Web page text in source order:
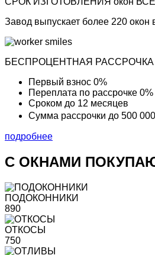
Завод выпускает более 220 окон
БЕСПРОЦЕНТНАЯ РАССРОЧКА
Первый взнос 0%
Переплата по рассрочке 0%
Сроком до 12 месяцев
Сумма рассрочки до 500
подробнее
С ОКНАМИ
ПОДОКОННИКИ
890
ОТКОСЫ
750